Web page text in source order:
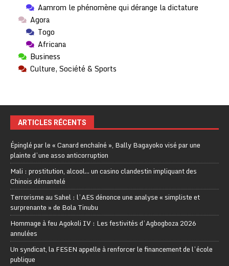
Aamrom le phénomène qui dérange la dictature
Agora
Togo
Africana
Business
Culture, Société & Sports
ARTICLES RÉCENTS
Épinglé par le « Canard enchaîné », Bally Bagayoko visé par une
plainte d’une asso anticorruption
Mali : prostitution, alcool… un casino clandestin impliquant des
Chinois démantelé
Terrorisme au Sahel : l’AES dénonce une analyse « simpliste et
surprenante » de Bola Tinubu
Hommage à feu Agokoli IV : Les festivités d’Agbogboza 2026
annulées
Un syndicat, la FESEN appelle à renforcer le financement de l’école
publique